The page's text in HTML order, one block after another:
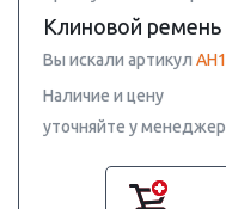
Клиновой
Вы искали артикул
Наличие и цену
уточняйте у